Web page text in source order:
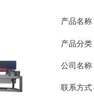
产品名称
产品分类
公司名称
联系方式